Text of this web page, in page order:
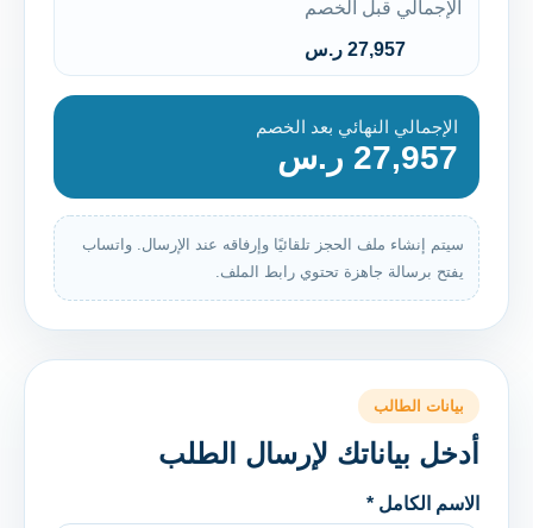
الإجمالي قبل الخصم
27,957 ر.س
الإجمالي النهائي بعد الخصم
27,957 ر.س
سيتم إنشاء ملف الحجز تلقائيًا وإرفاقه عند الإرسال. واتساب
يفتح برسالة جاهزة تحتوي رابط الملف.
بيانات الطالب
أدخل بياناتك لإرسال الطلب
الاسم الكامل *